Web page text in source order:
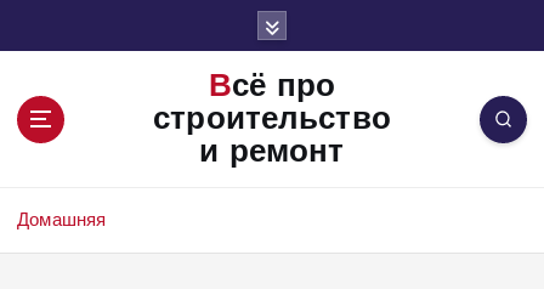
Всё про
строительство
и ремонт
Домашняя